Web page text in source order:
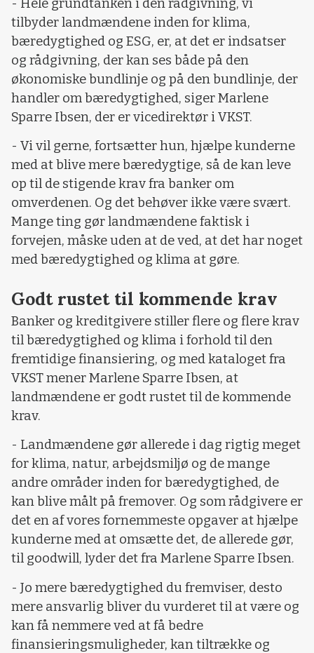
- Hele grundtanken i den rådgivning, vi
tilbyder landmændene inden for klima,
bæredygtighed og ESG, er, at det er indsatser
og rådgivning, der kan ses både på den
økonomiske bundlinje og på den bundlinje, der
handler om bæredygtighed, siger Marlene
Sparre Ibsen, der er vicedirektør i VKST.
- Vi vil gerne, fortsætter hun, hjælpe kunderne
med at blive mere bæredygtige, så de kan leve
op til de stigende krav fra banker om
omverdenen. Og det behøver ikke være svært.
Mange ting gør landmændene faktisk i
forvejen, måske uden at de ved, at det har noget
med bæredygtighed og klima at gøre.
Godt rustet til kommende krav
Banker og kreditgivere stiller flere og flere krav
til bæredygtighed og klima i forhold til den
fremtidige finansiering, og med kataloget fra
VKST mener Marlene Sparre Ibsen, at
landmændene er godt rustet til de kommende
krav.
- Landmændene gør allerede i dag rigtig meget
for klima, natur, arbejdsmiljø og de mange
andre områder inden for bæredygtighed, de
kan blive målt på fremover. Og som rådgivere er
det en af vores fornemmeste opgaver at hjælpe
kunderne med at omsætte det, de allerede gør,
til goodwill, lyder det fra Marlene Sparre Ibsen.
- Jo mere bæredygtighed du fremviser, desto
mere ansvarlig bliver du vurderet til at være og
kan få nemmere ved at få bedre
finansieringsmuligheder, kan tiltrække og